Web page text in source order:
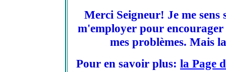
Merci Seigneur! Je me
m'employer pour encourager
mes problèmes. Mais
Pour en savoir plus: la Page